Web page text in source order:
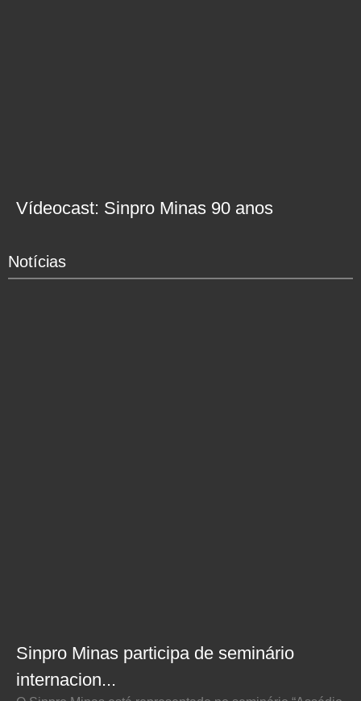
Vídeocast: Sinpro Minas 90 anos
Notícias
Sinpro Minas participa de seminário
internacion...